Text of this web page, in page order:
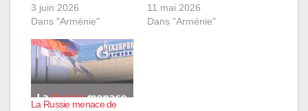
3 juin 2026
Dans "Arménie"
11 mai 2026
Dans "Arménie"
La Russie menace de